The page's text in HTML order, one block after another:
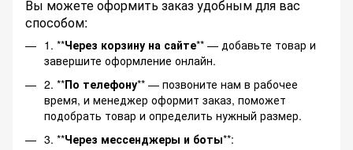
Вы можете оформить заказ удобным для вас
способом:
1. **Через корзину на сайте** — добавьте товар и
завершите оформление онлайн.
2. **По телефону** — позвоните нам в рабочее
время, и менеджер оформит заказ, поможет
подобрать товар и определить нужный размер.
3. **Через мессенджеры и боты**: